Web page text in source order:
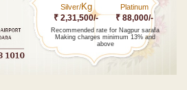
Silver/Kg
₹ 2,31,500/-
Platinum
₹ 88,000/-
Recommended rate for Nagpur sarafa
Making charges minimum 13% and
above